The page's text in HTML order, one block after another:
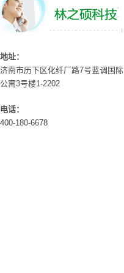
地址：
济南市历下区化纤厂路7号蓝调国际
公寓3号楼1-2202
电话：
400-180-6678